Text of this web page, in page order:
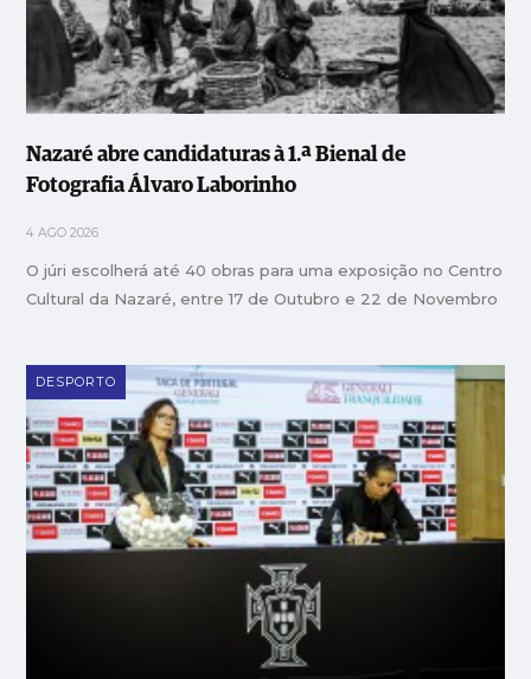
Nazaré abre candidaturas à 1.ª Bienal de
Fotografia Álvaro Laborinho
4 AGO 2026
O júri escolherá até 40 obras para uma exposição no Centro
Cultural da Nazaré, entre 17 de Outubro e 22 de Novembro
DESPORTO